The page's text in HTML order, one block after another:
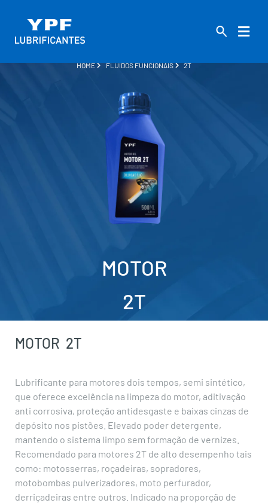
HOME FLUIDOS FUNCIONAIS 2T
MOTOR
2T
MOTOR 2T
Lubrificante para motores dois tempos, semi sintético,
que oferece excelência na limpeza do motor, aditivação
anti corrosiva, proteção antidesgaste e baixas cinzas de
depósito nos pistões. Elevado poder detergente,
mantendo o sistema limpo sem formação de vernizes.
Recomendado para motores 2T de alto desempenho tais
como: motosserras, roçadeiras, sopradores,
motobombas pulverizadores, moto perfurador,
derriçadeiras entre outros. Indicado na proporção de